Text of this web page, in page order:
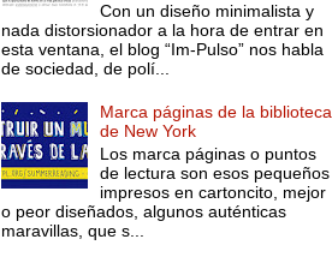
Con un diseño minimalista y
nada distorsionador a la hora de entrar en
esta ventana, el blog “Im-Pulso” nos habla
de sociedad, de polí...
Marca páginas de la biblioteca
de New York
Los marca páginas o puntos
de lectura son esos pequeños
impresos en cartoncito, mejor
o peor diseñados, algunos auténticas
maravillas, que s...